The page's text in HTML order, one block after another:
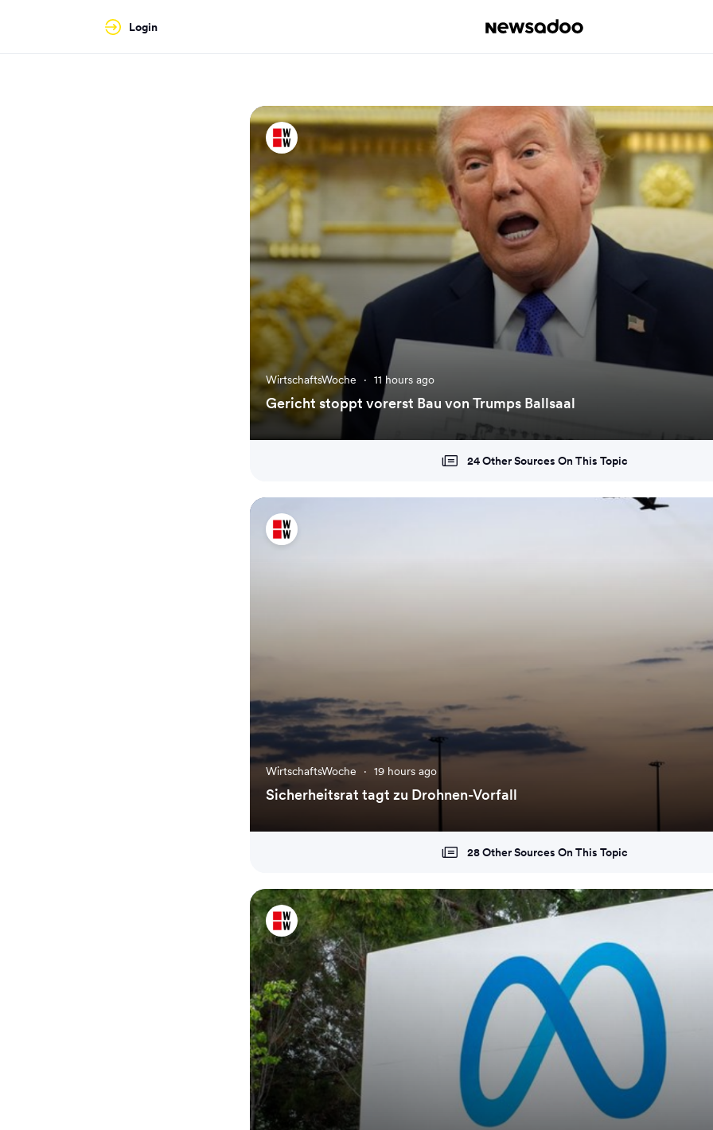
Login
WirtschaftsWoche · 11 hours ago
Gericht stoppt vorerst Bau von Trumps Ballsaal
24 Other Sources On This Topic
WirtschaftsWoche · 19 hours ago
Sicherheitsrat tagt zu Drohnen-Vorfall
28 Other Sources On This Topic